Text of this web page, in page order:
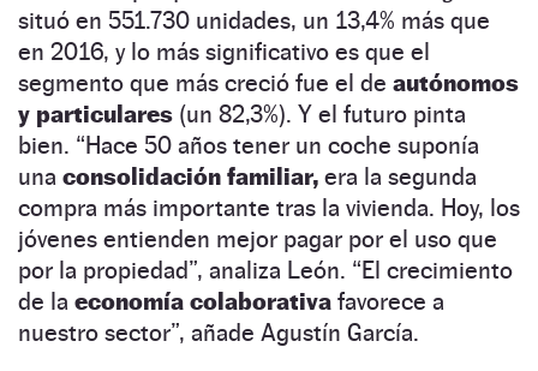
situó en 551.730 unidades, un 13,4% más que
en 2016, y lo más significativo es que el
segmento que más creció fue el de autónomos
y particulares (un 82,3%). Y el futuro pinta
bien. “Hace 50 años tener un coche suponía
una consolidación familiar, era la segunda
compra más importante tras la vivienda. Hoy, los
jóvenes entienden mejor pagar por el uso que
por la propiedad”, analiza León. “El crecimiento
de la economía colaborativa favorece a
nuestro sector”, añade Agustín García.